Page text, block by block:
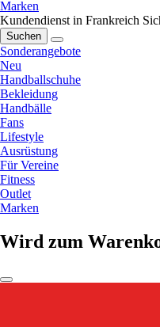
Marken
Kundendienst in Frankreich
Suchen
Sonderangebote
Neu
Handballschuhe
Bekleidung
Handbälle
Fans
Lifestyle
Ausrüstung
Für Vereine
Fitness
Outlet
Marken
Wird zum